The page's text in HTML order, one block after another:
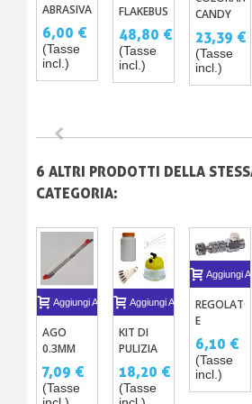
ABRASIVA
3 TIPI
(X5)
6,00 €
(Tasse
incl.)
FLAKEBUSTER
48,80 €
(Tasse
incl.)
CANDY
PER
VERNICE
23,39 €
(Tasse
incl.)
6 ALTRI PRODOTTI DELLA
CATEGORIA:
Aggiungi Al Carrello
AGO
0.3MM
PER
AEROGRAFO
180
7,09 €
(Tasse
Aggiungi Al Carrello
KIT DI
PULIZIA
DELL'AEROGRAFO
18,20 €
(Tasse
Aggiungi
E
RAPIDO
PER
AEROGRAFO
6,10 €
(Tasse
incl.)